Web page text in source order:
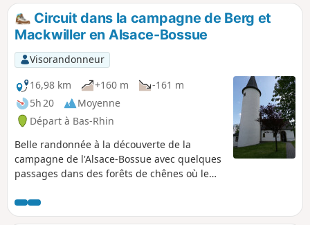
pleinement du site. La moitié du
parcours se fait en lisière de forêt et
cela est très agréable en cas de forte
chaleur. Le circuit est balisé par la
Fédération Française de Randonnées
(trait horizontal Jaune).
Circuit dans la campagne de Berg et
Mackwiller en Alsace-Bossue
Visorandonneur
16,98 km
+160 m
-161 m
5h 20
Moyenne
Départ à Bas-Rhin
Belle randonnée à la découverte de la
campagne de l'Alsace-Bossue avec quelques
passages dans des forêts de chênes où le